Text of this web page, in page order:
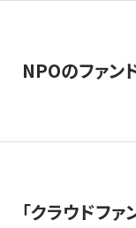
NPOのファン
「クラウドフ